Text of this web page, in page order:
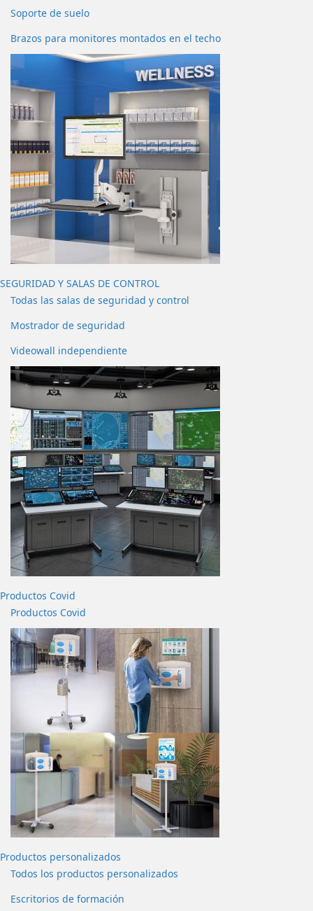
Soporte de suelo
Brazos para monitores montados en el techo
SEGURIDAD Y SALAS DE CONTROL
Todas las salas de seguridad y control
Mostrador de seguridad
Videowall independiente
Productos Covid
Productos Covid
Productos personalizados
Todos los productos personalizados
Escritorios de formación